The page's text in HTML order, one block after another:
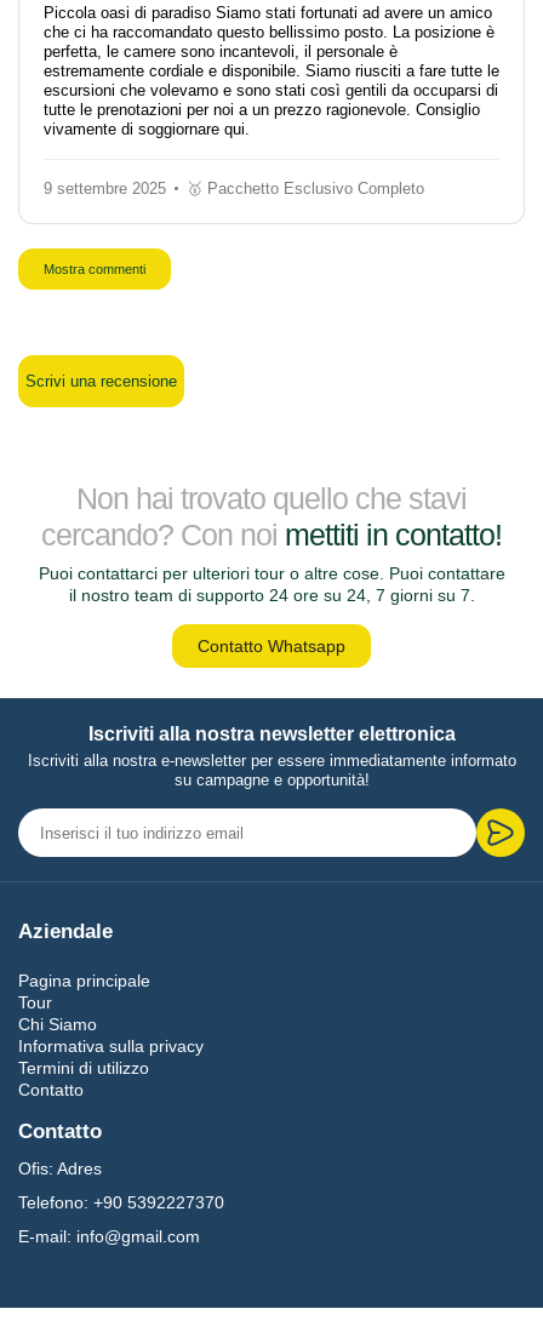
Piccola oasi di paradiso Siamo stati fortunati ad avere un amico
che ci ha raccomandato questo bellissimo posto. La posizione è
perfetta, le camere sono incantevoli, il personale è
estremamente cordiale e disponibile. Siamo riusciti a fare tutte le
escursioni che volevamo e sono stati così gentili da occuparsi di
tutte le prenotazioni per noi a un prezzo ragionevole. Consiglio
vivamente di soggiornare qui.
9 settembre 2025 🥇 Pacchetto Esclusivo Completo
Mostra commenti
Scrivi una recensione
Non hai trovato quello che stavi
cercando? Con noi mettiti in contatto!
Puoi contattarci per ulteriori tour o altre cose. Puoi contattare
il nostro team di supporto 24 ore su 24, 7 giorni su 7.
Contatto Whatsapp
Iscriviti alla nostra newsletter elettronica
Iscriviti alla nostra e-newsletter per essere immediatamente informato
su campagne e opportunità!
Aziendale
Pagina principale
Tour
Chi Siamo
Informativa sulla privacy
Termini di utilizzo
Contatto
Contatto
Ofis: Adres
Telefono: +90 5392227370
E-mail: info@gmail.com